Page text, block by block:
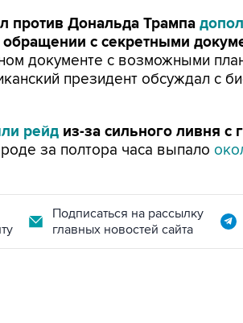
Дональда Трампа
с секретными
документе с возможными
президент обсуждал с
рейд из-за сильного ливня с
за полтора часа выпало
Подписаться на рассылку
главных новостей сайта